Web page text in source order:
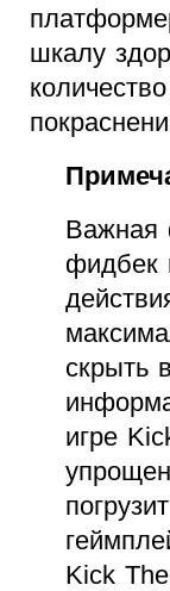
шкалу
Важная
фидбек
скрыть
игре
Kick